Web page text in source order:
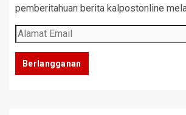
pemberitahuan berita kalpostonline
Alamat
Email
Berlangganan